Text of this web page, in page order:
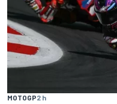
MOTOGP2 h